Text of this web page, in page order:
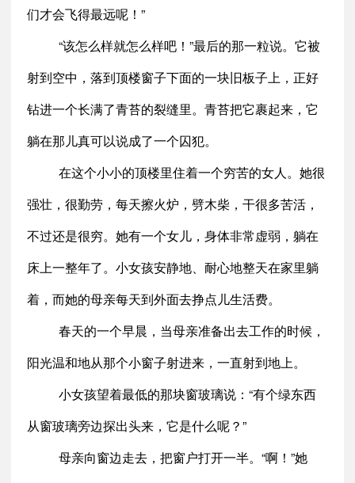
们才会飞得最远呢！”
“该怎么样就怎么样吧！”最后的那一粒说。它被
射到空中，落到顶楼窗子下面的一块旧板子上，正好
钻进一个长满了青苔的裂缝里。青苔把它裹起来，它
躺在那儿真可以说成了一个囚犯。
在这个小小的顶楼里住着一个穷苦的女人。她很
强壮，很勤劳，每天擦火炉，劈木柴，干很多苦活，
不过还是很穷。她有一个女儿，身体非常虚弱，躺在
床上一整年了。小女孩安静地、耐心地整天在家里躺
着，而她的母亲每天到外面去挣点儿生活费。
春天的一个早晨，当母亲准备出去工作的时候，
阳光温和地从那个小窗子射进来，一直射到地上。
小女孩望着最低的那块窗玻璃说：“有个绿东西
从窗玻璃旁边探出头来，它是什么呢？”
母亲向窗边走去，把窗户打开一半。“啊！”她